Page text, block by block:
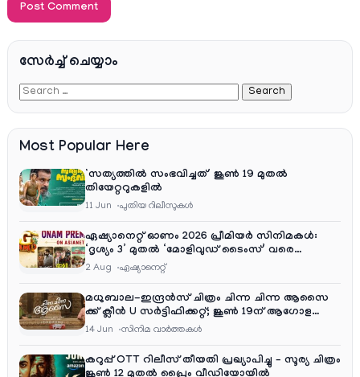
സേര്‍ച്ച്‌ ചെയ്യാം
Most Popular Here
‘സത്യത്തിൽ സംഭവിച്ചത്’ ജൂൺ 19 മുതൽ
തിയേറ്ററുകളിൽ
11 Jun പുതിയ റിലീസുകള്‍
ഏഷ്യാനെറ്റ് ഓണം 2026 പ്രീമിയർ സിനിമകൾ:
‘ദൃശ്യം 3’ മുതൽ ‘മോളിവുഡ് ടൈംസ്’ വരെ
ആഘോഷ വിരുന്ന്
2 Aug ഏഷ്യാനെറ്റ്‌
മധുബാല-ഇന്ദ്രൻസ് ചിത്രം ചിന്ന ചിന്ന ആസൈ
ക്ക് ക്ലീൻ U സർട്ടിഫിക്കറ്റ്; ജൂൺ 19ന് ആഗോള
റിലീസ്
14 Jun സിനിമ വാര്‍ത്തകള്‍
കറുപ്പ് OTT റിലീസ് തീയതി പ്രഖ്യാപിച്ചു – സൂര്യ ചിത്രം